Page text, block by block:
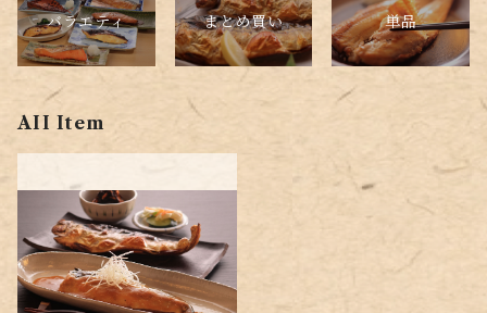
バラエティ まとめ買い 単品
AII Item